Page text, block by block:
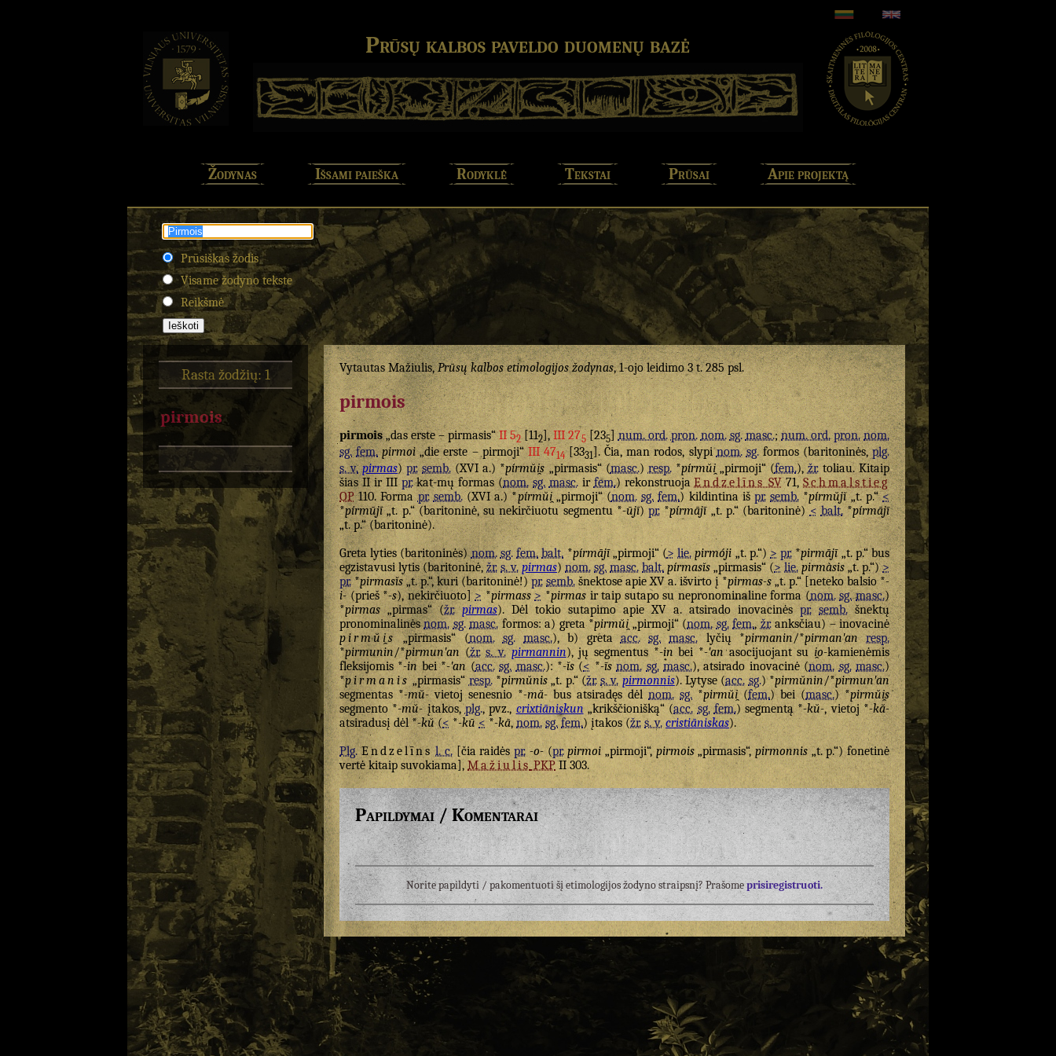
Prūsų kalbos paveldo duomenų bazė
Žodynas Išsami paieška Rodyklė Tekstai Prūsai Apie projektą
Prūsiškas žodis
Visame žodyno tekste
Reikšmė
Rasta žodžių: 1
pirmois
Vytautas Mažiulis,Prūsų kalbos etimologijos žodynas, 1-ojo leidimo 3 t. 285 psl.
pirmois
pirmois„das erste – pirmasis“II 52[112],III 275[235]num. ord. pron. nom. sg. masc.;num. ord. pron. nom.
sg. fem. pirmoi„die erste – pirmoji“III 4714[3331]. Čia, man rodos, slypinom. sg.formos (baritoninės,plg.
s. v. pirmas)pr. semb.(XVI a.) *pírmŭi̯s„pirmasis“ (masc.) resp.*pírmŭi̯„pirmoji“ (fem.),žr.toliau. Kitaip
šias II ir IIIpr.kat-mų formas (nom. sg. masc.irfem.) rekonstruojaEndzelīnsSV71,Schmalstieg
OP110. Formapr. semb.(XVI a.) *pírmŭi̯„pirmoji“ (nom. sg. fem.) kildintina išpr. semb.*pírmŭjĭ„t. p.“<
*pírmūjī„t. p.“ (baritoninė, su nekirčiuotu segmentu *-ūjī)pr.*pírmājī„t. p.“ (baritoninė) < balt.*pírmājī
„t. p.“ (baritoninė).
Greta lyties (baritoninės)nom. sg. fem. balt.*pírmājī„pirmoji“ (> lie. pirmóji„t. p.“) > pr.*pirmājī„t. p.“ bus
egzistavusi lytis (baritoninė,žr. s. v. pirmas)nom. sg. masc. balt. pírmasĭs „pirmasis“ (> lie. pirmàsis„t. p.“)>
pr.*pirmasĭs„t. p.“, kuri (baritoninė!)pr. semb.šnektose apie XV a. išvirto į *pirmas-s„t. p.“ [neteko balsio *-
i-(prieš *-s), nekirčiuoto]>*pirmass > *pirmasir taip sutapo su nepronominaline forma (nom. sg. masc.)
*pirmas„pirmas“ (žr. pirmas). Dėl tokio sutapimo apie XV a. atsirado inovacinėspr. semb.šnektų
pronominalinėsnom. sg. masc.formos: a) greta *pirmŭi̯„pirmoji“ (nom. sg. fem.,žr.anksčiau) – inovacinė
pirmŭi̯s„pirmasis“ (nom. sg. masc.), b) gretaacc. sg. masc.lyčių *pirmanin/*pirmanʹan resp.
*pirmunin/*pirmunʹan(žr. s. v. pirmannin), jų segmentus *-inbei *-ʹanasocijuojant su i̯o-kamienėmis
fleksijomis *-inbei *-ʹan(acc. sg. masc.): *-ĭs(< *-īs nom. sg. masc.), atsirado inovacinė (nom. sg. masc.)
*pirmanis„pirmasis“ resp.*pirmŭnis„t. p.“ (žr. s. v. pirmonnis). Lytyse (acc. sg.) *pirmŭnin/*pirmunʹan
segmentas *-mŭ-vietoj senesnio *-mă- bus atsiradęs dėlnom. sg. *pirmŭi̯(fem.) bei (masc.) *pirmŭi̯s
segmento *-mŭ-įtakos,plg., pvz.,crixtiāniskun „krikščionišką“ (acc. sg. fem.) segmentą *-kŭ-, vietoj *-kă-
atsiradusį dėl *-kŭ(< *-kū <*-kā,nom. sg. fem.) įtakos (žr. s. v. cristiāniskas).
Plg. Endzelīns l. c.[čia raidėspr. -o-(pr. pirmoi„pirmoji“, pirmois„pirmasis“,pirmonnis„t. p.“) fonetinė
vertė kitaip suvokiama], Mažiulis PKPII 303.
Papildymai / Komentarai
Norite papildyti / pakomentuoti šį etimologijos žodyno straipsnį? Prašomeprisiregistruoti.